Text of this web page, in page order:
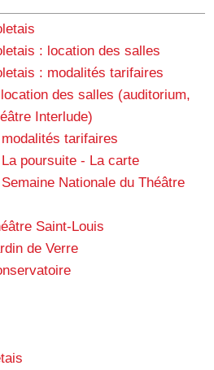
: location des salles
: modalités tarifaires
des salles (auditorium,
Interlude)
tarifaires
poursuite - La carte
Nationale du Théâtre
Saint-Louis
de Verre